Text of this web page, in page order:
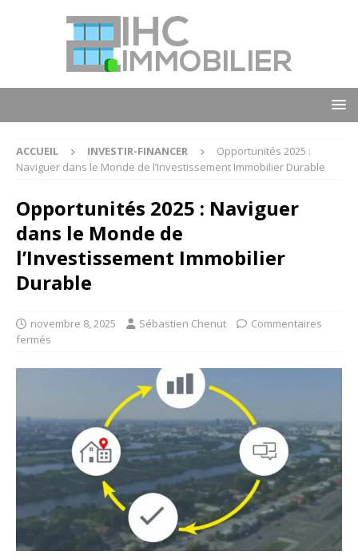
ACCUEIL INVESTIR-FINANCER
Opportunités 2025 :
Naviguer dans le Monde de l’Investissement Immobilier Durable
Opportunités 2025 : Naviguer
dans le Monde de
l’Investissement Immobilier
Durable
novembre 8, 2025 Sébastien Chenut
Commentaires
fermés